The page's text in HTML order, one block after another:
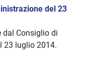
del 23
dal Consiglio di
23 luglio 2014.